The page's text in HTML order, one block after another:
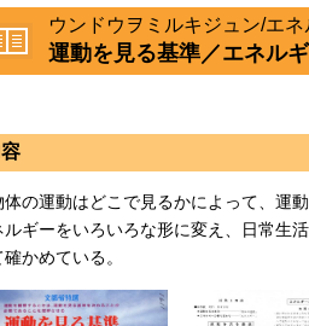
ウンドウヲミルキジュン/エ
運動を見る基準／エネル
体の運動はどこで見るかによって、運
ルギーをいろいろな形に変え、日常生
確かめている。